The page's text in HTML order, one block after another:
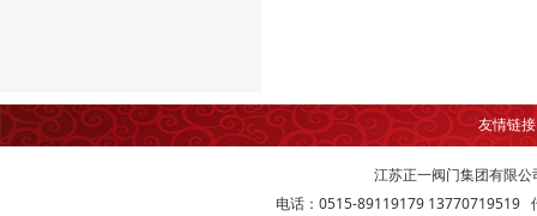
友情链
江苏正一阀门集团有限公
电话：0515-89119179 13770719519